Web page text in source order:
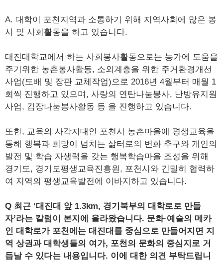
A. 대학이 포천지역과 소통하기 위해 지역사회에 많은 봉
사 및 사회활동을 하고 있습니다.
대진대학교에서 하는 사회봉사활동으로는 농가에 도움을
주기위한 농촌봉사활동, 소외계층을 위한 주거환경개선
사업(도배 및 장판 교체작업)으로 2016년 4월부터 매월 1
회씩 진행하고 있으며, 사랑의 연탄나눔봉사, 난방유지원
사업, 김장나눔봉사활동 등 을 진행하고 있습니다.
또한, 교육의 사각지대인 포천시 농촌마을에 평생교육을
통해 행복과 희망이 넘치는 삶터로의 변화 추구와 개인의
발전 및 학습 자생력을 갖는 행복학습마을 조성을 위해
경기도, 경기도평생교육진흥원, 포천시와 긴밀히 협력하
여 지역의 평생교육발전에 이바지하고 있습니다.
Q 최근 ‘대진대 앞 1.3km, 경기북부의 대학로로 만들
자’라는 칼럼이 본지에 올라왔습니다. 문화·예술의 메카
인 대학로가 포천에는 대진대를 중심으로 만들어지면 지
역 상권과 대학생들의 여가, 포천의 문화의 중심지로 거
듭날 수 있다는 내용입니다. 이에 대한 의견 부탁드립니